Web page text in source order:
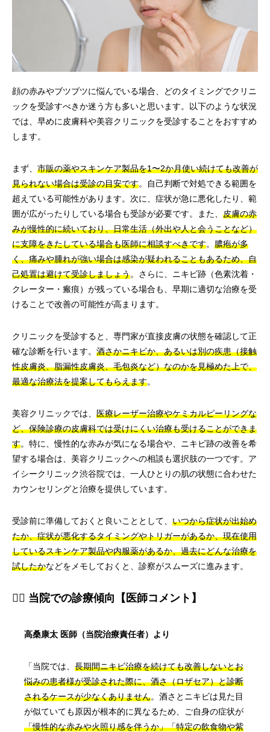
顔の赤みやブツブツに悩んでいる場合、どのタイミングでクリニ
ックを受診すべきか迷う方も多いと思います。以下のような状況
では、早めに皮膚科や美容クリニックを受診することをおすすめ
します。
まず、 市販の薬やスキンケア製品を1〜2か月使い続けても改善が
見られない場合は受診の目安です。自己判断で対処できる範囲を
超えている可能性があります。次に、症状が急に悪化したり、範
囲が広がったりしている場合も受診が必要です。また、 皮膚の赤
みが慢性的に続いており、日常生活（外出や人と会うことなど）
に支障をきたしている場合も医師に相談すべきです。 膿疱が多
く、痛みや腫れが強い場合は感染が疑われることもあるため、自
己処置は避けて受診しましょう。さらに、ニキビ跡（色素沈着・
クレーター・瘢痕）が残っている場合も、早期に適切な治療を受
けることで改善の可能性が高まります。
クリニックを受診すると、専門家が直接皮膚の状態を確認して正
確な診断を行います。 酒さかニキビか、あるいは別の疾患（接触
性皮膚炎、脂漏性皮膚炎、毛包炎など）なのかを見極めた上で、
最適な治療法を提案してもらえます。
美容クリニックでは、 医療レーザー治療やケミカルピーリングな
ど、保険診療の皮膚科では受けにくい治療も受けることができま
す。特に、慢性的な赤みが気になる場合や、ニキビ跡の改善を希
望する場合は、美容クリニックへの相談も選択肢の一つです。ア
イシークリニック渋谷院では、一人ひとりの肌の状態に合わせた
カウンセリングと治療を提供しています。
受診前に準備しておくと良いこととして、 いつから症状が出始め
たか、症状が悪化するタイミングやトリガーがあるか、現在使用
しているスキンケア製品や内服薬があるか、過去にどんな治療を
試したかなどをメモしておくと、診察がスムーズに進みます。
👨‍⚕️ 当院での診療傾向【医師コメント】
高桑康太 医師（当院治療責任者）より
「当院では、 長期間ニキビ治療を続けても改善しないとお
悩みの患者様が受診された際に、酒さ（ロザセア）と診断
されるケースが少なくありません。酒さとニキビは見た目
が似ていても原因が根本的に異なるため、ご自身の症状が
「慢性的な赤みや火照り感を伴うか」「特定の飲食物や紫